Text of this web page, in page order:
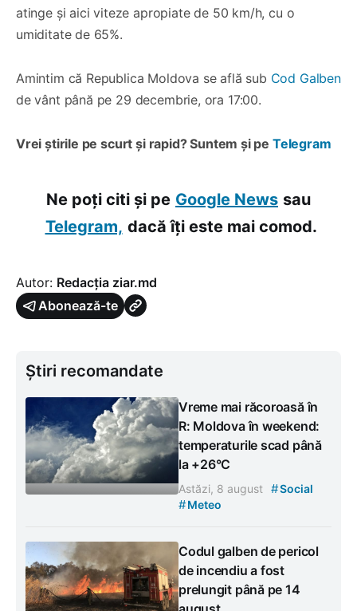
atinge și aici viteze apropiate de 50 km/h, cu o
umiditate de 65%.
Amintim că Republica Moldova se află sub Cod Galben
de vânt până pe 29 decembrie, ora 17:00.
Vrei știrile pe scurt și rapid? Suntem și pe Telegram
Ne poți citi și pe Google News sau
Telegram, dacă îți este mai comod.
Autor: Redacția ziar.md
Abonează-te
Știri recomandate
Vreme mai răcoroasă în
R: Moldova în weekend:
temperaturile scad până
la +26°C
Astăzi, 8 august #Social
#Meteo
Codul galben de pericol
de incendiu a fost
prelungit până pe 14